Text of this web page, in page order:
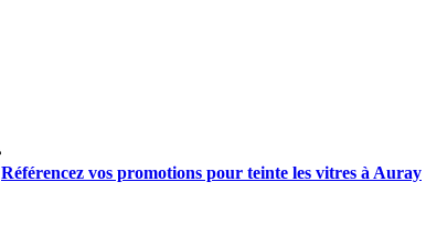
Référencez vos promotions pour teinte les vitres à Auray